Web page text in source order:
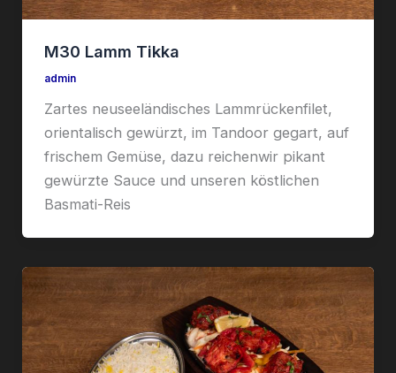
M30 Lamm Tikka
admin
Zartes neuseeländisches Lammrückenfilet,
orientalisch gewürzt, im Tandoor gegart, auf
frischem Gemüse, dazu reichenwir pikant
gewürzte Sauce und unseren köstlichen
Basmati-Reis